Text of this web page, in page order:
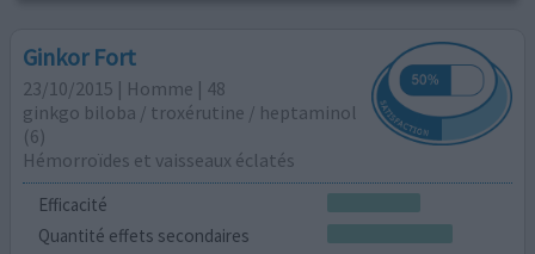
Ginkor Fort
23/10/2015 | Homme | 48
ginkgo biloba / troxérutine / heptaminol
(6)
Hémorroïdes et vaisseaux éclatés
Efficacité
Quantité effets secondaires